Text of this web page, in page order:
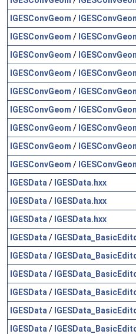
IGESConvGeom /
IGESConvGeom /
IGESConvGeom /
IGESConvGeom /
IGESConvGeom /
IGESConvGeom /
IGESConvGeom /
IGESConvGeom /
IGESConvGeom /
IGESData / IGESData.hxx
IGESData / IGESData.hxx
IGESData / IGESData.hxx
IGESData /
IGESData /
IGESData /
IGESData /
IGESData /
IGESData /